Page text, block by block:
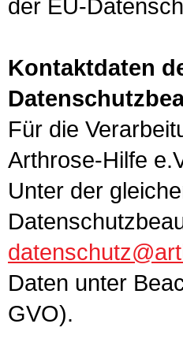
der EU-
Kontaktdaten
Für die
Arthrose-Hilfe
Unter der
Daten unter
GVO).